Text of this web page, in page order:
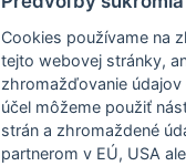
Cookies používame na
tejto webovej stránky,
zhromažďovanie
účel môžeme použiť
strán a zhromaždené
partnerom v EÚ, USA